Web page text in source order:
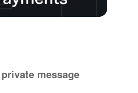
message